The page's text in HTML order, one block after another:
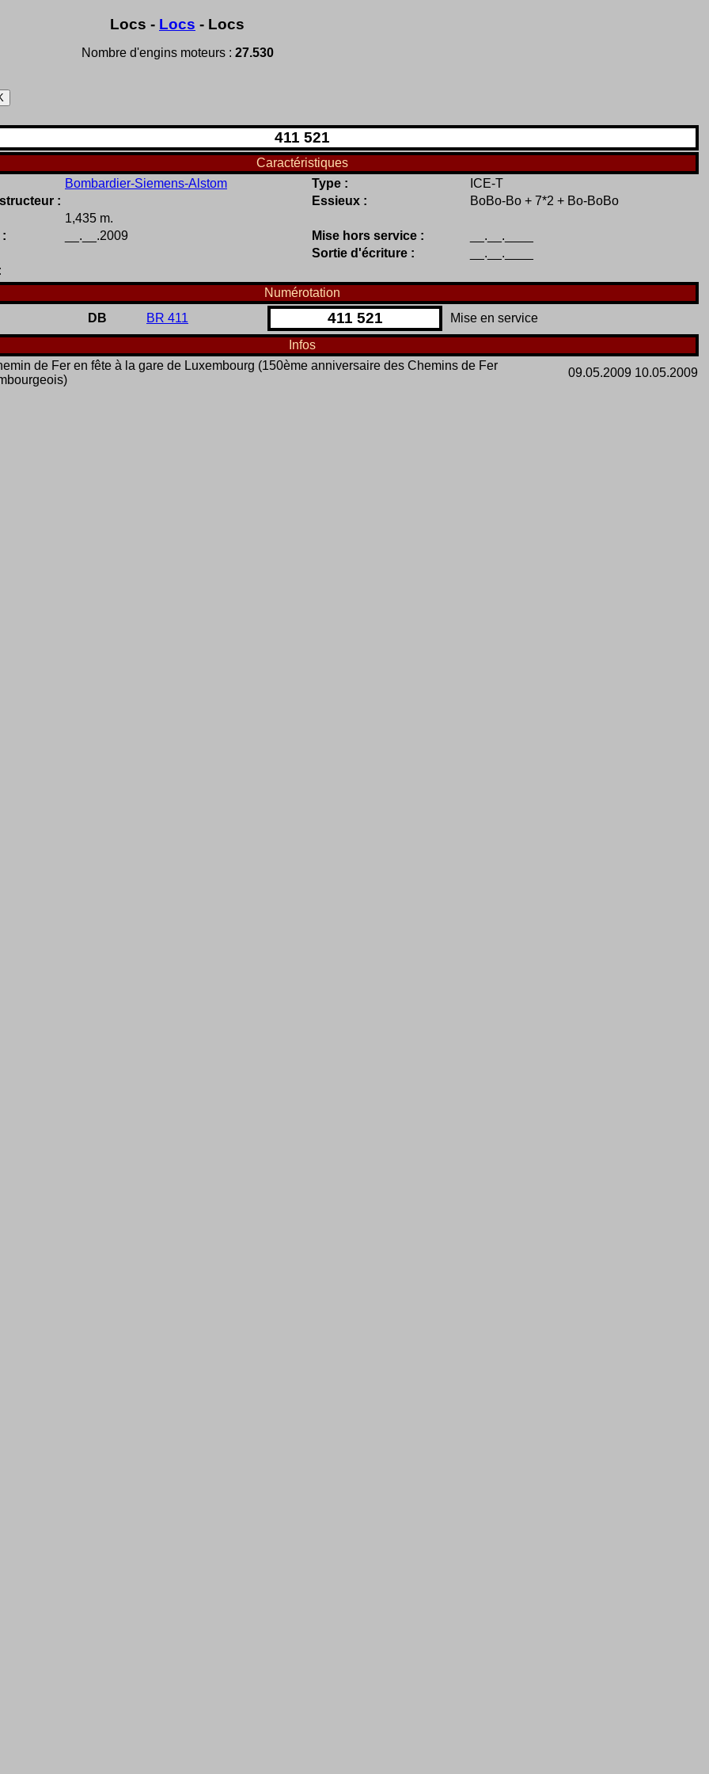
Locs - Locs - Locs
Nombre d'engins moteurs : 27.530
411 521
Caractéristiques
Bombardier-Siemens-Alstom Type :
ICE-T
:
Essieux :
BoBo-Bo + 7*2 + Bo-BoBo
1,435 m.
__.__.2009 Mise hors service :
__.__.____
Sortie d'écriture :
__.__.____
Numérotation
DB BR 411 411 521
Mise en service
Infos
de Fer en fête à la gare de Luxembourg (150ème anniversaire des Chemins de Fer
09.05.2009 10.05.2009